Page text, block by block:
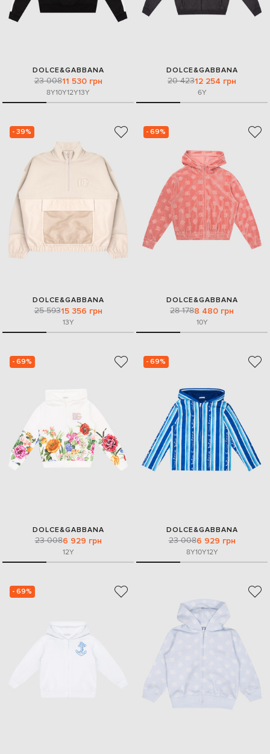
DOLCE&GABBANA
23 00811 530 грн
8Y10Y12Y13Y
DOLCE&GABBANA
20 42312 254 грн
6Y
- 39%
DOLCE&GABBANA
25 59315 356 грн
13Y
- 69%
DOLCE&GABBANA
28 1788 480 грн
10Y
- 69%
DOLCE&GABBANA
23 0086 929 грн
12Y
- 69%
DOLCE&GABBANA
23 0086 929 грн
8Y10Y12Y
- 69%